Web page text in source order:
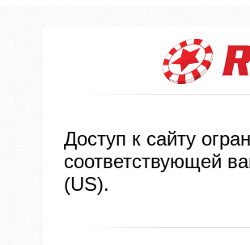
Доступ к сайту
соответствующей
(US).